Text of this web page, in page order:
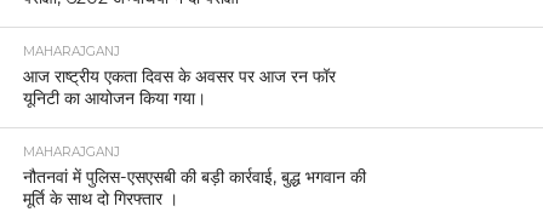
MAHARAJGANJ
आज राष्ट्रीय एकता दिवस के अवसर पर आज रन फॉर
यूनिटी का आयोजन किया गया।
MAHARAJGANJ
नौतनवां में पुलिस-एसएसबी की बड़ी कार्रवाई, बुद्ध भगवान की
मूर्ति के साथ दो गिरफ्तार ।